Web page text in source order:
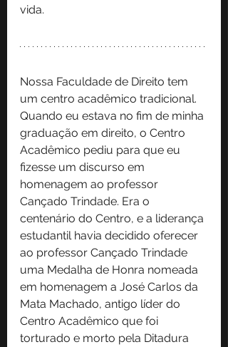
vida.
Nossa Faculdade de Direito tem
um centro acadêmico tradicional.
Quando eu estava no fim de minha
graduação em direito, o Centro
Acadêmico pediu para que eu
fizesse um discurso em
homenagem ao professor
Cançado Trindade. Era o
centenário do Centro, e a liderança
estudantil havia decidido oferecer
ao professor Cançado Trindade
uma Medalha de Honra nomeada
em homenagem a José Carlos da
Mata Machado, antigo líder do
Centro Acadêmico que foi
torturado e morto pela Ditadura